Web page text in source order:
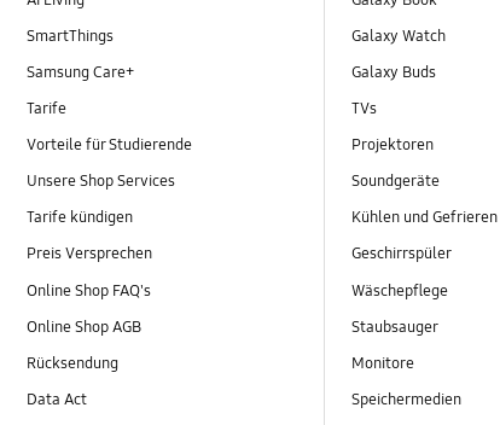
SmartThings
Samsung Care+
Tarife
Vorteile für Studierende
Unsere Shop Services
Tarife kündigen
Preis Versprechen
Online Shop FAQ's
Online Shop AGB
Rücksendung
Data Act
Galaxy Watch
Galaxy Buds
TVs
Projektoren
Soundgeräte
Kühlen und Gefrieren
Geschirrspüler
Wäschepflege
Staubsauger
Monitore
Speichermedien